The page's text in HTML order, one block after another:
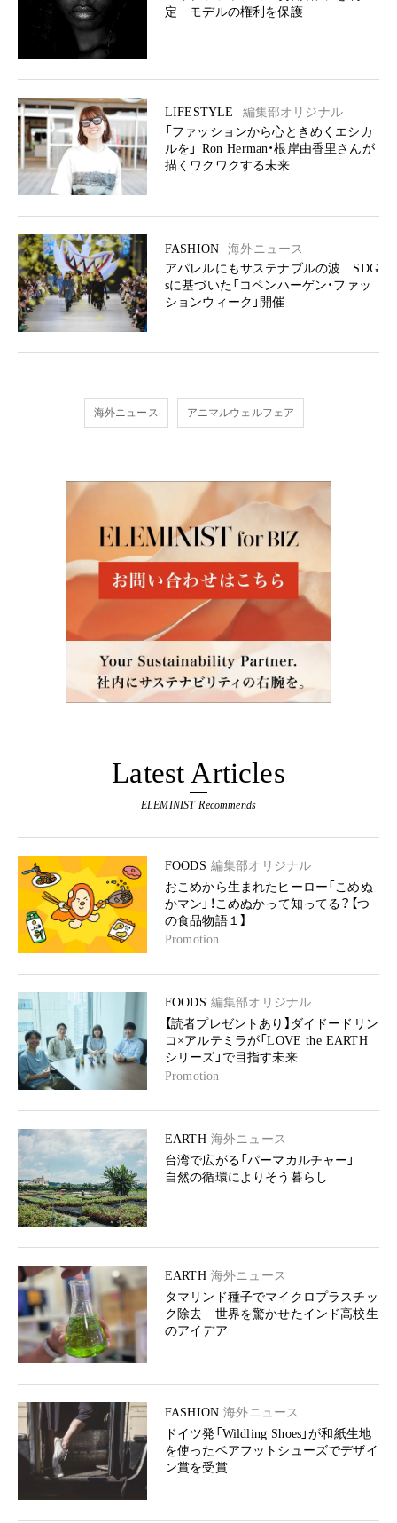
定 モデルの権利を保護
LIFESTYLE
編集部オリジナル
「ファッションから心ときめくエシカ
ルを」 Ron Herman・根岸由香里さんが
描くワクワクする未来
FASHION
海外ニュース
アパレルにもサステナブルの波 SDG
sに基づいた「コペンハーゲン・ファッ
ションウィーク」開催
海外ニュース アニマルウェルフェア
Latest Articles
ELEMINIST Recommends
FOODS 編集部オリジナル
おこめから生まれたヒーロー「こめぬ
かマン」！こめぬかって知ってる？【つ
の食品物語１】
Promotion
FOODS 編集部オリジナル
【読者プレゼントあり】ダイドードリン
コ×アルテミラが「LOVE the EARTH
シリーズ」で目指す未来
Promotion
EARTH 海外ニュース
台湾で広がる「パーマカルチャー」
自然の循環によりそう暮らし
EARTH 海外ニュース
タマリンド種子でマイクロプラスチッ
ク除去 世界を驚かせたインド高校生
のアイデア
FASHION 海外ニュース
ドイツ発「Wildling Shoes」が和紙生地
を使ったベアフットシューズでデザイ
ン賞を受賞